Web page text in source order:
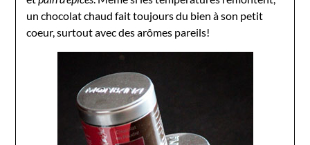
un chocolat chaud fait toujours du bien à son petit
coeur, surtout avec des arômes pareils!